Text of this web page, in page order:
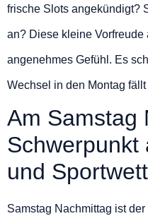
frische Slots angekündigt?
an? Diese kleine
angenehmes Gefühl. Es
Wechsel in den Montag fällt
Am Samstag
Schwerpunkt
und
Samstag Nachmittag ist